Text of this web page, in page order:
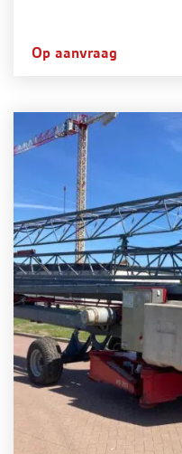
Op aanvraag